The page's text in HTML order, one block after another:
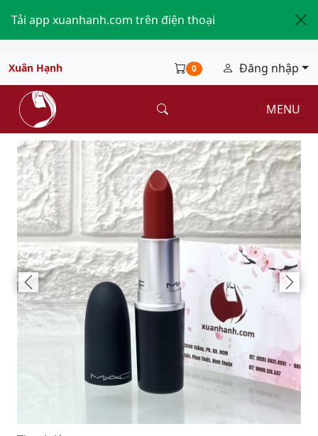
Tải app xuanhanh.com trên điện thoại
Xuân Hạnh 0 Đăng nhập
MENU